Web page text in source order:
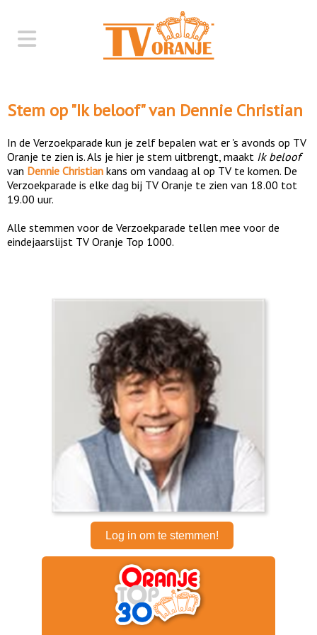
Stem op "Ik beloof" van Dennie Christian
In de Verzoekparade kun je zelf bepalen wat er 's avonds op TV
Oranje te zien is. Als je hier je stem uitbrengt, maakt Ik beloof
van Dennie Christian kans om vandaag al op TV te komen. De
Verzoekparade is elke dag bij TV Oranje te zien van 18.00 tot
19.00 uur.
Alle stemmen voor de Verzoekparade tellen mee voor de
eindejaarslijst TV Oranje Top 1000.
Log in om te stemmen!